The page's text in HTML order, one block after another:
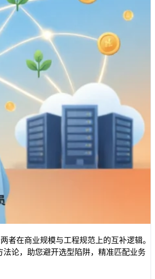
者在商业规模与工程规范上的互补逻辑。
法论，助您避开选型陷阱，精准匹配业务